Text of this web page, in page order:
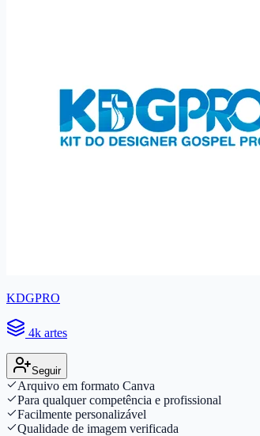
KDGPRO
4k artes
Seguir
Arquivo em formato Canva
Para qualquer competência e profissional
Facilmente personalizável
Qualidade de imagem verificada